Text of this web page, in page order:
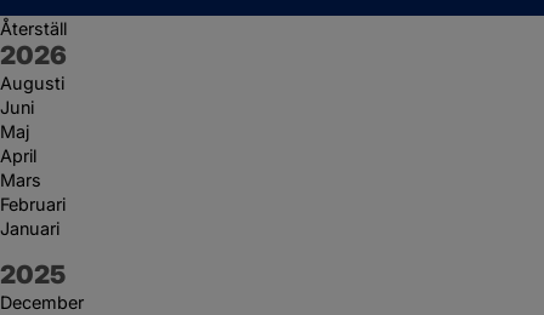
Återställ
År:
2026
Augusti
Juni
Maj
April
Mars
Februari
Januari
År:
2025
December